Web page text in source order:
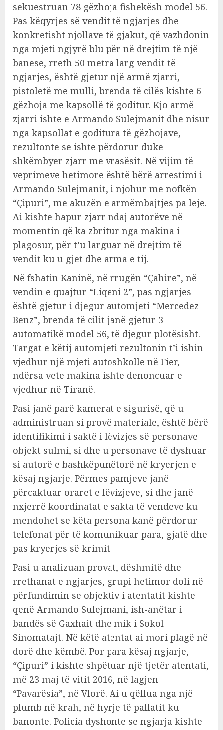
sekuestruan 78 gëzhoja fishekësh model 56.
Pas këqyrjes së vendit të ngjarjes dhe
konkretisht njollave të gjakut, që vazhdonin
nga mjeti ngjyrë blu për në drejtim të një
banese, rreth 50 metra larg vendit të
ngjarjes, është gjetur një armë zjarri,
pistoletë me mulli, brenda të cilës kishte 6
gëzhoja me kapsollë të goditur. Kjo armë
zjarri ishte e Armando Sulejmanit dhe nisur
nga kapsollat e goditura të gëzhojave,
rezultonte se ishte përdorur duke
shkëmbyer zjarr me vrasësit. Në vijim të
veprimeve hetimore është bërë arrestimi i
Armando Sulejmanit, i njohur me nofkën
“Çipuri”, me akuzën e armëmbajtjes pa leje.
Ai kishte hapur zjarr ndaj autorëve në
momentin që ka zbritur nga makina i
plagosur, për t’u larguar në drejtim të
vendit ku u gjet dhe arma e tij.
Në fshatin Kaninë, në rrugën “Çahire”, në
vendin e quajtur “Liqeni 2”, pas ngjarjes
është gjetur i djegur automjeti “Mercedez
Benz”, brenda të cilit janë gjetur 3
automatikë model 56, të djegur plotësisht.
Targat e këtij automjeti rezultonin t’i ishin
vjedhur një mjeti autoshkolle në Fier,
ndërsa vete makina ishte denoncuar e
vjedhur në Tiranë.
Pasi janë parë kamerat e sigurisë, që u
administruan si provë materiale, është bërë
identifikimi i saktë i lëvizjes së personave
objekt sulmi, si dhe u personave të dyshuar
si autorë e bashkëpunëtorë në kryerjen e
kësaj ngjarje. Përmes pamjeve janë
përcaktuar oraret e lëvizjeve, si dhe janë
nxjerrë koordinatat e sakta të vendeve ku
mendohet se këta persona kanë përdorur
telefonat për të komunikuar para, gjatë dhe
pas kryerjes së krimit.
Pasi u analizuan provat, dëshmitë dhe
rrethanat e ngjarjes, grupi hetimor doli në
përfundimin se objektiv i atentatit kishte
qenë Armando Sulejmani, ish-anëtar i
bandës së Gaxhait dhe mik i Sokol
Sinomatajt. Në këtë atentat ai mori plagë në
dorë dhe këmbë. Por para kësaj ngjarje,
“Çipuri” i kishte shpëtuar një tjetër atentati,
më 23 maj të vitit 2016, në lagjen
“Pavarësia”, në Vlorë. Ai u qëllua nga një
plumb në krah, në hyrje të pallatit ku
banonte. Policia dyshonte se ngjarja kishte